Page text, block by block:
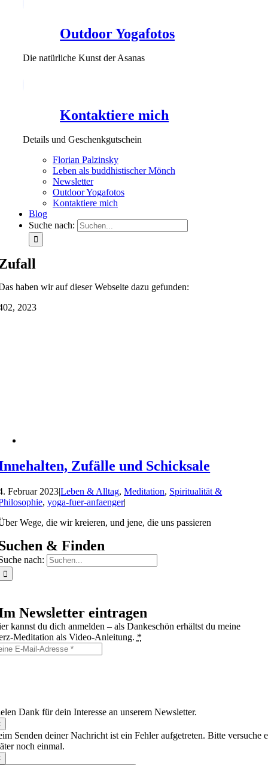
Outdoor Yogafotos
Die natürliche Kunst der Asanas
Kontaktiere mich
Details und Geschenkgutschein
Florian Palzinsky
Leben als buddhistischer Mönch
Newsletter
Outdoor Yogafotos
Kontaktiere mich
Blog
Suche nach:
haben wir auf dieser Webseite dazu gefunden:
02, 2023
Zufälle und Schicksale
Februar 2023|Leben & Alltag,Meditation, Spiritualität &
,yoga-fuer-anfaenger|
Wege, die wir kreieren, und jene, die uns passieren
& Finden
nach:
Newsletter eintragen
kannst du dich anmelden – als Dankeschön erhältst du meine
als Video‑Anleitung. *
Dank für dein Interesse an unserem Newsletter.
Senden deiner Nachricht ist ein Fehler aufgetreten. Bitte versuche
noch einmal.